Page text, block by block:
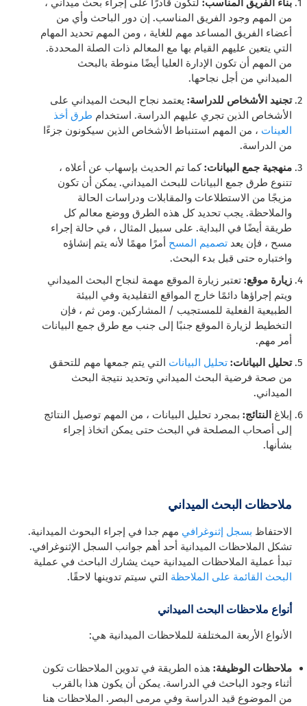
بناء الفريق المناسب: لتكون قادرًا على إجراء بحث ميداني ،
من المهم وجود الفريق المناسب. إن دور الباحث وأي من
أعضاء الفريق المساعد مهم للغاية ، ومن المهم تحديد المهام
التي يتعين عليهم القيام بها مع المعالم ذات الصلة المحددة.
من المهم أن تكون الإدارة العليا أيضًا منوطة بالبحث
الميداني من أجل نجاحها.
تجنيد الأشخاص للدراسة: يعتمد نجاح البحث الميداني على
الأشخاص الذين تجري عليهم الدراسة. استخدام طرق أخذ
العينات ، من المهم استنباط الأشخاص الذين سيكونون جزءًا
من الدراسة.
منهجية جمع البيانات:كما تم الحديث بإسهاب عن أعلاه ،
تتنوع طرق جمع البيانات للبحث الميداني. يمكن أن تكون
مزيجًا من الاستطلاعات والمقابلات ودراسات الحالة
والملاحظة. يجب تحديد كل هذه الطرق ووضع معالم كل
طريقة أيضًا في البداية. على سبيل المثال ، في حالة إجراء
مسح ، فإن يعدتصميم المسح أمرًا مهمًا لأنه يتم إنشاؤه
واختباره حتى قبل بدء البحث.
زيارة موقع: تعتبر زيارة الموقع مهمة لنجاح البحث الميداني
ويتم إجراؤها دائمًا خارج المواقع التقليدية وفي البيئة
الطبيعية الفعلية للمستجيب / المشاركين. ومن ثم ، فإن
التخطيط لزيارة الموقع جنبًا إلى جنب مع طرق جمع البيانات
أمر مهم.
تحليل البيانات: تحليل البيانات التي يتم جمعها مهم للتحقق
من صحة فرضية البحث الميداني وتحديد نتيجة البحث
الميداني.
إبلاغ النتائج: بمجرد تحليل البيانات ، من المهم توصيل النتائج
إلى أصحاب المصلحة في البحث حتى يمكن اتخاذ إجراء
بشأنها.
ملاحظات البحث الميداني
الاحتفاظ بسجل إثنوغرافي مهم جدا في إجراء البحوث الميدانية.
تشكل الملاحظات الميدانية أحد أهم جوانب السجل الإثنوغرافي.
تبدأ عملية الملاحظات الميدانية حيث يشارك الباحث في عملية
البحث القائمة على الملاحظة التي سيتم تدوينها لاحقًا.
أنواع ملاحظات البحث الميداني
الأنواع الأربعة المختلفة للملاحظات الميدانية هي:
ملاحظات الوظيفة: هذه الطريقة في تدوين الملاحظات تكون
أثناء وجود الباحث في الدراسة. يمكن أن يكون هذا بالقرب
من الموضوع قيد الدراسة وفي مرمى البصر. الملاحظات هنا